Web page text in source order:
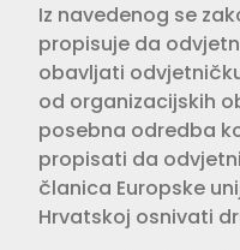
Iz navedenog se
propisuje da
obavljati
od organizacijskih
posebna odredba
propisati da
članica Europske
Hrvatskoj osnivati